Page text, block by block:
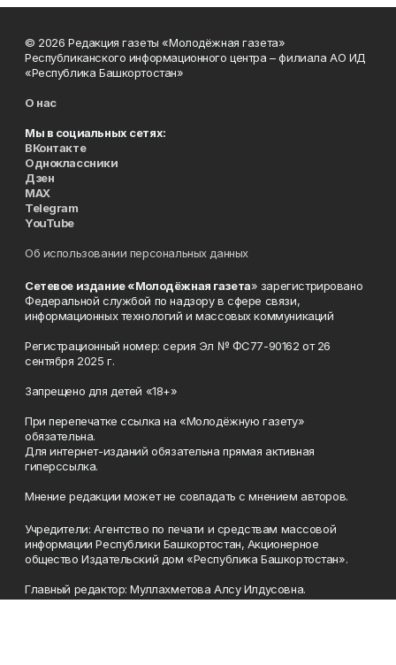
© 2026 Редакция газеты «Молодёжная газета»
Республиканского информационного центра – филиала АО ИД
«Республика Башкортостан»
О нас
Мы в социальных сетях:
ВКонтакте
Одноклассники
Дзен
MAX
Telegram
YouTube
Об использовании персональных данных
Сетевое издание «Молодёжная газета» зарегистрировано
Федеральной службой по надзору в сфере связи,
информационных технологий и массовых коммуникаций
Регистрационный номер: серия Эл № ФС77-90162 от 26
сентября 2025 г.
Запрещено для детей «18+»
При перепечатке ссылка на «Молодёжную газету»
обязательна.
Для интернет-изданий обязательна прямая активная
гиперссылка.
Мнение редакции может не совпадать с мнением авторов.
Учредители: Агентство по печати и средствам массовой
информации Республики Башкортостан, Акционерное
общество Издательский дом «Республика Башкортостан».
Главный редактор: Муллахметова Алсу Илдусовна.